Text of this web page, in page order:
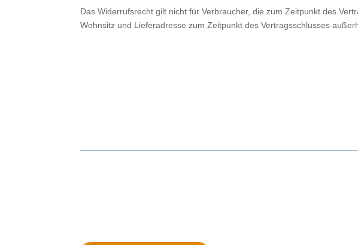
Das Widerrufsrecht gilt nicht für Verbraucher, die zum Zeitpunkt des
Wohnsitz und Lieferadresse zum Zeitpunkt des Vertragsschlusses